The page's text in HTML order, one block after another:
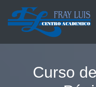
Saltar al contenido principal
Curso